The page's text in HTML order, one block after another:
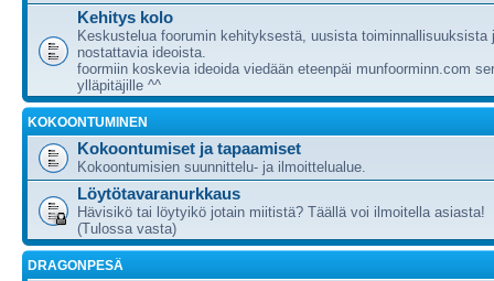
Kehitys kolo
Keskustelua foorumin kehityksestä, uusista toiminnallisuuksista
nostattavia ideoista.
foormiin koskevia ideoida viedään eteenpäi munfoorminn.com
ylläpitäjille ^^
KOKOONTUMINEN
Kokoontumiset ja tapaamiset
Kokoontumisien suunnittelu- ja ilmoittelualue.
Löytötavaranurkkaus
Hävisikö tai löytyikö jotain miitistä? Täällä voi ilmoitella asiasta!
(Tulossa vasta)
DRAGONPESÄ